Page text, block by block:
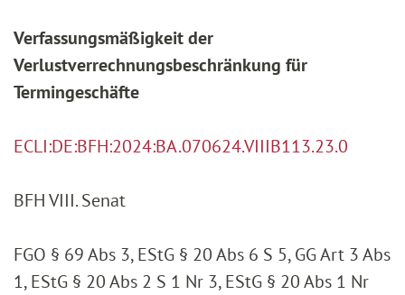
Verfassungsmäßigkeit der
Verlustverrechnungsbeschränkung für
Termingeschäfte
ECLI:DE:BFH:2024:BA.070624.VIIIB113.23.0
BFH VIII. Senat
FGO § 69 Abs 3, EStG § 20 Abs 6 S 5, GG Art 3 Abs
1, EStG § 20 Abs 2 S 1 Nr 3, EStG § 20 Abs 1 Nr